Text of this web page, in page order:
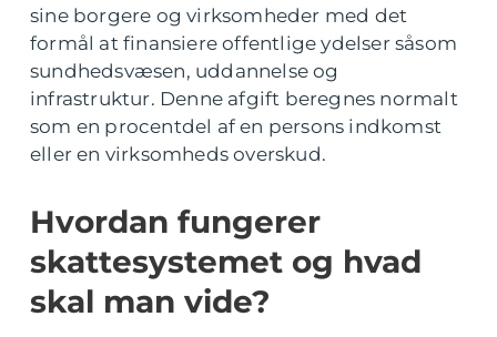
sine borgere og virksomheder med det
formål at finansiere offentlige ydelser såsom
sundhedsvæsen, uddannelse og
infrastruktur. Denne afgift beregnes normalt
som en procentdel af en persons indkomst
eller en virksomheds overskud.
Hvordan fungerer
skattesystemet og hvad
skal man vide?